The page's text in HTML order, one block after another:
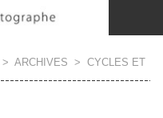
> ARCHIVES > CYCLES ET